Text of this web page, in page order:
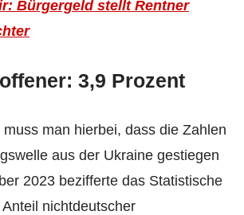
Bürgergeld stellt Rentner
3,9 Prozent
man hierbei, dass die Zahlen
aus der Ukraine gestiegen
2023 bezifferte das Statistische
nichtdeutscher